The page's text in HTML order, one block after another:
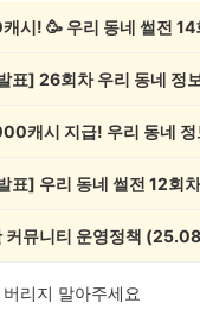
시! 🥳 우리 동네 썰전
커뮤니티 운영정책
리지 말아주세요